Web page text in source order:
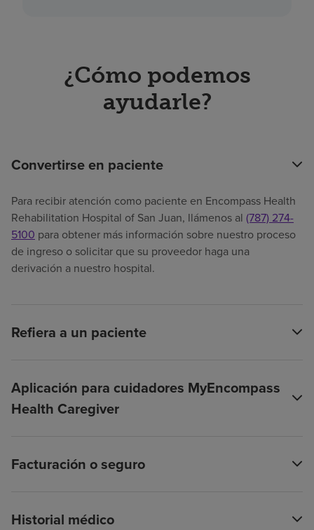
¿Cómo podemos
ayudarle?
Convertirse en paciente
Para recibir atención como paciente en Encompass Health
Rehabilitation Hospital of San Juan, llámenos al (787) 274-
5100 para obtener más información sobre nuestro proceso
de ingreso o solicitar que su proveedor haga una
derivación a nuestro hospital.
Refiera a un paciente
Aplicación para cuidadores MyEncompass
Health Caregiver
Facturación o seguro
Historial médico